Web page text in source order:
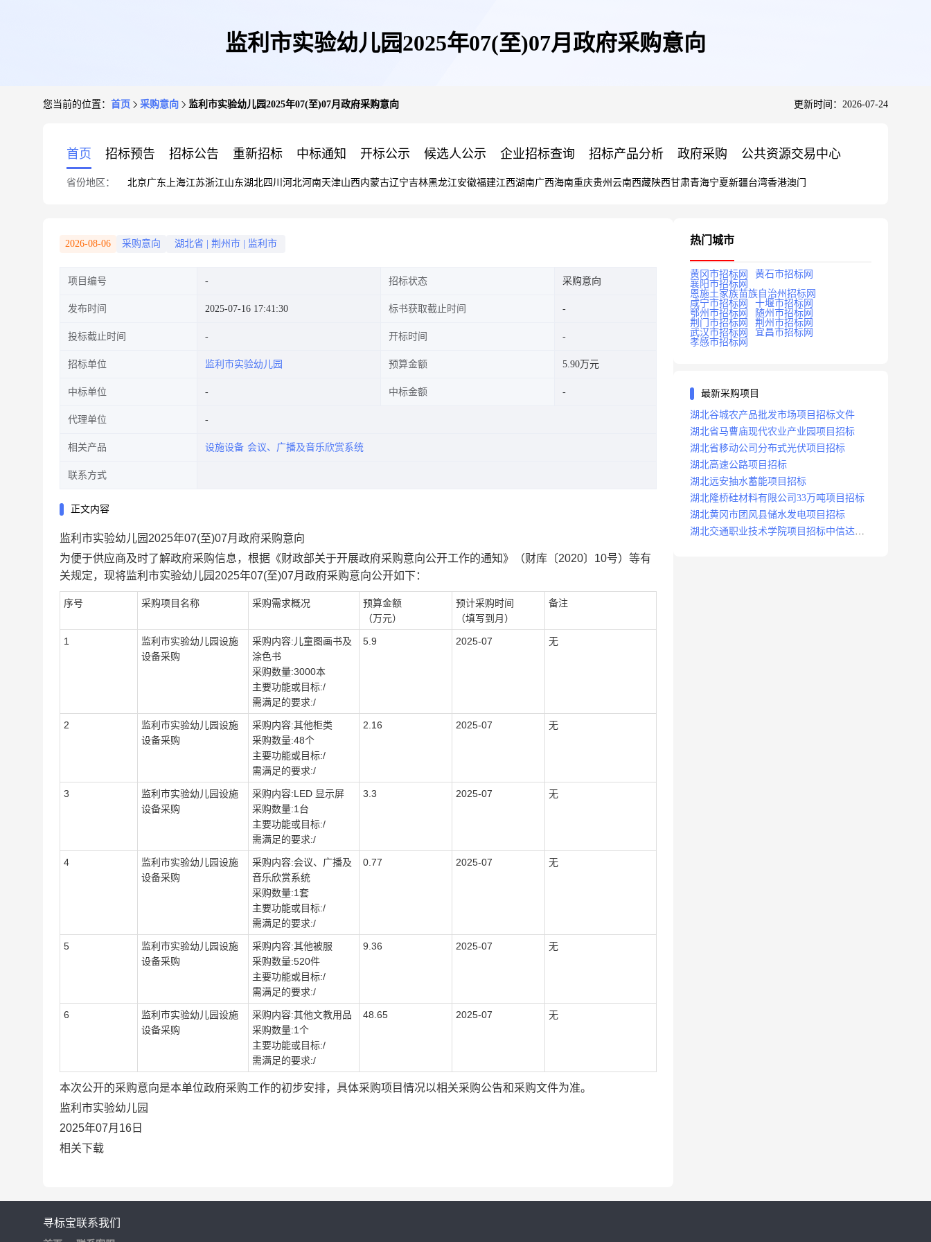
监利市实验幼儿园2025年07(至)07月政府采购意向
您当前的位置： 首页 采购意向 监利市实验幼儿园2025年07(至)07月政府采购意向 更新时间：2026-07-24
首页 招标预告 招标公告 重新招标 中标通知 开标公示 候选人公示 企业招标查询 招标产品分析 政府采购 公共资源交易中心
省份地区： 北京广东 上海江苏浙江山东湖北四川 河北河南天津山西内蒙古辽宁吉林黑龙江安徽福建江西湖南广西海南重庆贵州 云南西藏陕西甘肃青海宁夏新疆台湾香港澳门
2026-08-06 采购意向 湖北省 荆州市 监利市
项目编号 招标状态 采购意向
发布时间 2025-07-16 17:41:30 标书获取截止时间
投标截止时间 开标时间
招标单位 监利市实验幼儿园 预算金额 5.90万元
中标单位 中标金额
代理单位
相关产品 设施设备 会议、广播及音乐欣赏系统
联系方式
正文内容
监利市实验幼儿园2025年07(至)07月政府采购意向
为便于供应商及时了解政府采购信息，根据《财政部关于开展政府采购意向公开工作的通知》（财库〔2020〕10号）等有
关规定，现将监利市实验幼儿园2025年07(至)07月政府采购意向公开如下：
序号 采购项目名称 采购需求概况
预算金额
（万元）
预计采购时间
（填写到月）
备注
1
监利市实验幼儿园设施
设备采购
采购内容:儿童图画书及
涂色书
采购数量:3000本
主要功能或目标:/
需满足的要求:/
5.9 2025-07 无
2
监利市实验幼儿园设施
设备采购
采购内容:其他柜类
采购数量:48个
主要功能或目标:/
需满足的要求:/
2.16 2025-07 无
3
监利市实验幼儿园设施
设备采购
采购内容:LED 显示屏
采购数量:1台
主要功能或目标:/
需满足的要求:/
3.3 2025-07 无
4
监利市实验幼儿园设施
设备采购
采购内容:会议、广播及
音乐欣赏系统
采购数量:1套
主要功能或目标:/
需满足的要求:/
0.77 2025-07 无
5
监利市实验幼儿园设施
设备采购
采购内容:其他被服
采购数量:520件
主要功能或目标:/
需满足的要求:/
9.36 2025-07 无
6
监利市实验幼儿园设施
设备采购
采购内容:其他文教用品
采购数量:1个
主要功能或目标:/
需满足的要求:/
48.65 2025-07 无
本次公开的采购意向是本单位政府采购工作的初步安排，具体采购项目情况以相关采购公告和采购文件为准。
监利市实验幼儿园
2025年07月16日
相关下载
热门城市
黄冈市招标网
黄石市招标网
襄阳市招标网
恩施土家族苗族自治州招标网
咸宁市招标网
十堰市招标网
鄂州市招标网
随州市招标网
荆门市招标网
荆州市招标网
武汉市招标网
宜昌市招标网
孝感市招标网
最新采购项目
湖北谷城农产品批发市场项目招标文件
湖北省马曹庙现代农业产业园项目招标
湖北省移动公司分布式光伏项目招标
湖北高速公路项目招标
湖北远安抽水蓄能项目招标
湖北隆桥硅材料有限公司33万吨项目招标
湖北黄冈市团风县储水发电项目招标
湖北交通职业技术学院项目招标中信达咨
寻标宝联系我们